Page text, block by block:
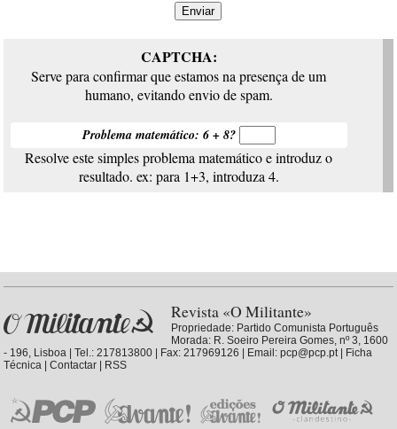
CAPTCHA:
Serve para confirmar que estamos na presença de um
humano, evitando envio de spam.
Problema matemático: 6 + 8?
Resolve este simples problema matemático e introduz o
resultado. ex: para 1+3, introduza 4.
Revista «O Militante»
Propriedade: Partido Comunista Português
Morada: R. Soeiro Pereira Gomes, nº 3, 1600
- 196, Lisboa | Tel.: 217813800 | Fax: 217969126 | Email: pcp@pcp.pt |
Ficha
Técnica |Contactar RSS